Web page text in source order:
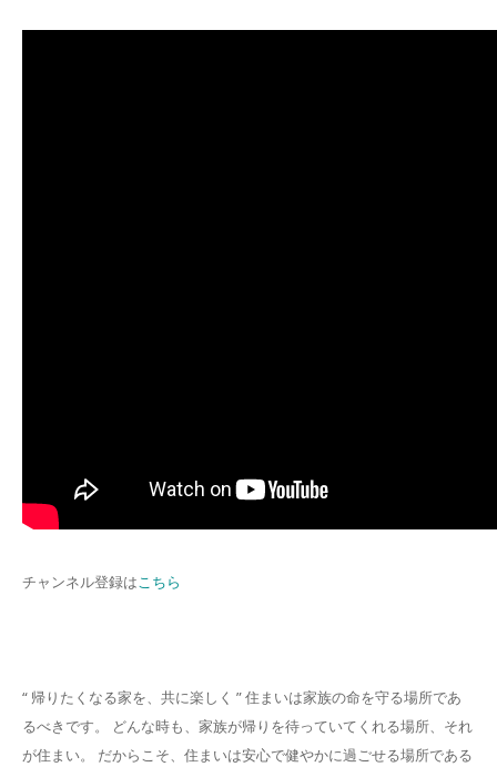
チャンネル登録はこちら
“ 帰りたくなる家を、共に楽しく ” 住まいは家族の命を守る場所であ
るべきです。 どんな時も、家族が帰りを待っていてくれる場所、それ
が住まい。 だからこそ、住まいは安心で健やかに過ごせる場所である